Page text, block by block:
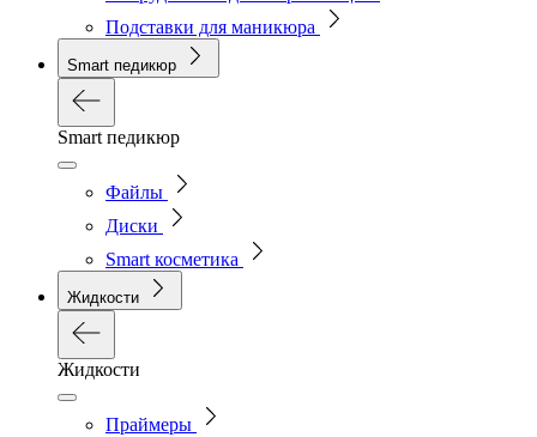
Подставки для маникюра
Smart педикюр
Smart педикюр
Файлы
Диски
Smart косметика
Жидкости
Жидкости
Праймеры